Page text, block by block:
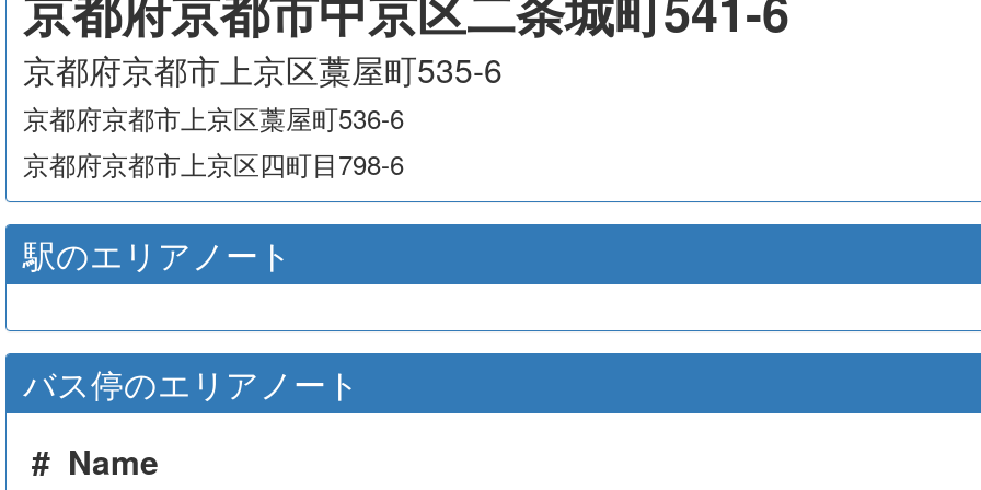
京都府京都市上京区藁屋町535-6
京都府京都市上京区藁屋町536-6
京都府京都市上京区四町目798-6
駅のエリアノート
バス停のエリアノート
# Name